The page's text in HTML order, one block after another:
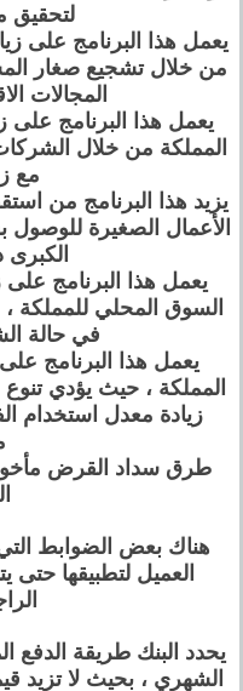
يعمل هذا البرنامج على
من خلال تشجيع صغار
المجالات
يعمل هذا البرنامج على
المملكة من خلال
مع
يزيد هذا البرنامج من
الأعمال الصغيرة
الكبرى
يعمل هذا البرنامج
السوق المحلي للمملكة
في حالة
يعمل هذا البرنامج
المملكة ، حيث يؤدي
زيادة معدل استخدام
طرق سداد القرض
هناك بعض الضوابط
العميل لتطبيقها
يحدد البنك طريقة الدفع